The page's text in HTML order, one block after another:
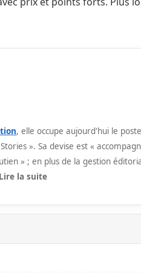
, elle occupe aujourd'hui le
». Sa devise est «
» ; en plus de la gestion
la suite